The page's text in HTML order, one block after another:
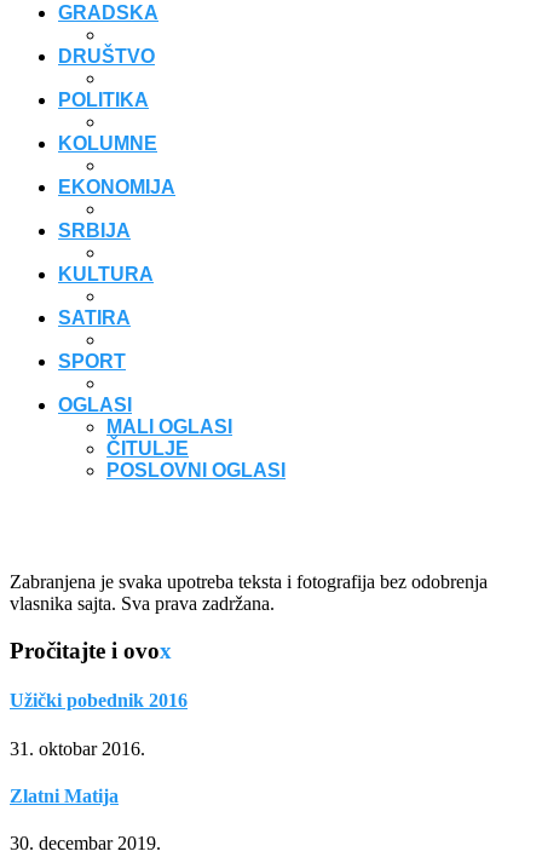
GRADSKA
DRUŠTVO
POLITIKA
KOLUMNE
EKONOMIJA
SRBIJA
KULTURA
SATIRA
SPORT
OGLASI
MALI OGLASI
ČITULJE
POSLOVNI OGLASI
Zabranjena je svaka upotreba teksta i fotografija bez odobrenja
vlasnika sajta. Sva prava zadržana.
Pročitajte i ovox
Užički pobednik 2016
31. oktobar 2016.
Zlatni Matija
30. decembar 2019.